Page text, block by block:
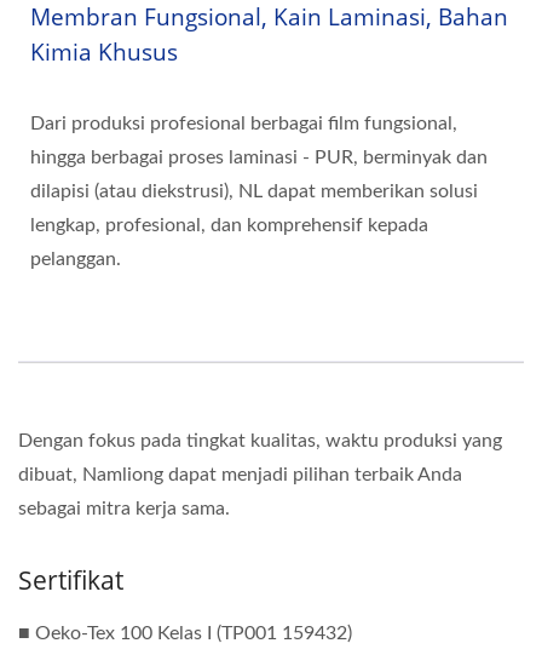
Membran Fungsional, Kain Laminasi, Bahan
Kimia Khusus
Dari produksi profesional berbagai film fungsional,
hingga berbagai proses laminasi - PUR, berminyak dan
dilapisi (atau diekstrusi), NL dapat memberikan solusi
lengkap, profesional, dan komprehensif kepada
pelanggan.
Dengan fokus pada tingkat kualitas, waktu produksi yang
dibuat, Namliong dapat menjadi pilihan terbaik Anda
sebagai mitra kerja sama.
Sertifikat
■ Oeko-Tex 100 Kelas I (TP001 159432)